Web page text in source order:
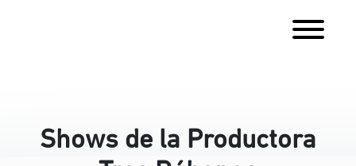
Shows de la Productora